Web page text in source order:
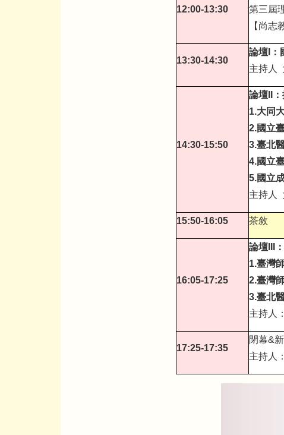
12:00-13:30
第三屆
【尚志
13:30-14:30
論壇I：
主持人
14:30-15:50
論壇II
1.大同
2.國立
3.臺北
4.國立
5.國立
主持人
15:50-16:05 茶敘
16:05-17:25
論壇III
1.臺灣
2.臺灣
3.臺北
主持人
17:25-17:35
閉幕&
主持人